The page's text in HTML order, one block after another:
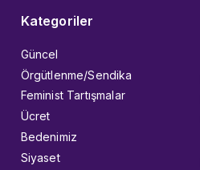
Kategoriler
Güncel
Örgütlenme/Sendika
Feminist Tartışmalar
Ücret
Bedenimiz
Siyaset